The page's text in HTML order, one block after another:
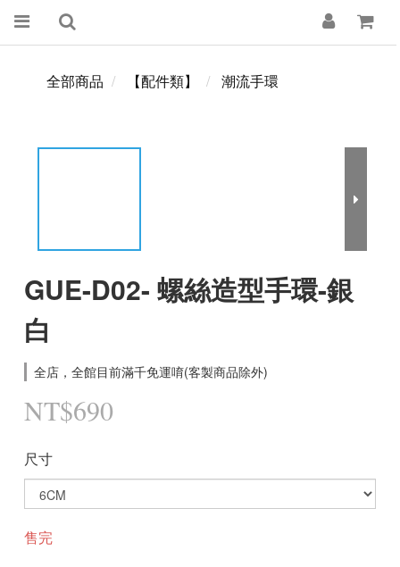
全部商品 【配件類】 潮流手環
GUE-D02- 螺絲造型手環-銀
白
全店，全館目前滿千免運唷(客製商品除外)
NT$690
尺寸
售完